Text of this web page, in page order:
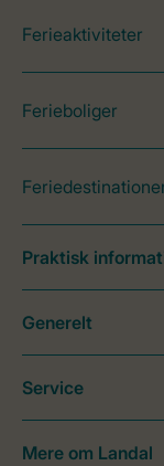
Ferieaktiviteter
Ferieboliger
Praktisk
Generelt
Service
Mere om Landal